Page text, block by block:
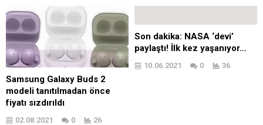
Samsung Galaxy Buds 2
modeli tanıtılmadan önce
fiyatı sızdırıldı
02.08.2021 0 26
Son dakika: NASA ‘devi’
paylaştı! İlk kez yaşanıyor…
10.06.2021 0 36